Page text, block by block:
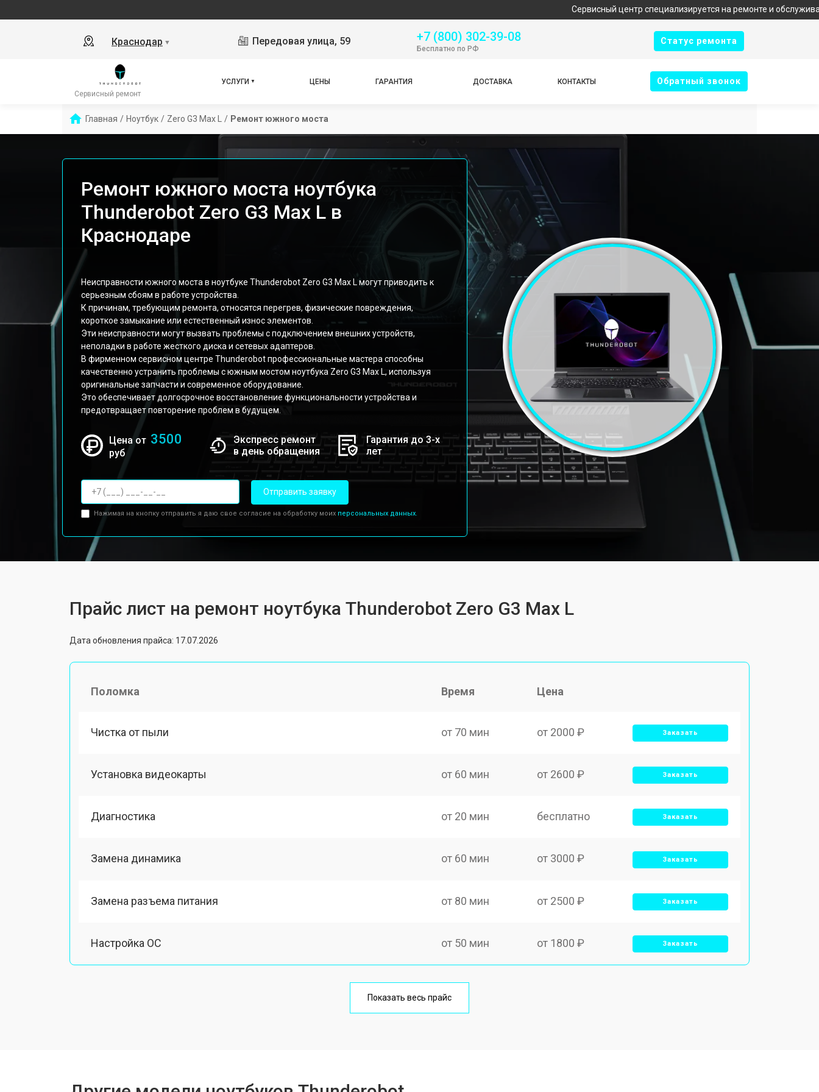
Сервисный центр специализируется на ремонте и обслуживании
Краснодар ▼ Передовая улица, 59 +7 (800) 302-39-08
Бесплатно по РФ
Cтатус ремонта
Сервисный ремонт
УСЛУГИ ЦЕНЫ ГАРАНТИЯ ДОСТАВКА КОНТАКТЫ Oбратный звонок
Главная / Ноутбук / Zero G3 Max L / Ремонт южного моста
Ремонт южного моста ноутбука
Thunderobot Zero G3 Max L в
Краснодаре
Неисправности южного моста в ноутбуке Thunderobot Zero G3 Max L могут приводить к
серьезным сбоям в работе устройства.
К причинам, требующим ремонта, относятся перегрев, физические повреждения,
короткое замыкание или естественный износ элементов.
Эти неисправности могут вызвать проблемы с подключением внешних устройств,
неполадки в работе жесткого диска и сетевых адаптеров.
В фирменном сервисном центре Thunderobot профессиональные мастера способны
качественно устранить проблемы с южным мостом ноутбука Zero G3 Max L, используя
оригинальные запчасти и современное оборудование.
Это обеспечивает долгосрочное восстановление функциональности устройства и
предотвращает повторение проблем в будущем.
Цена от 3500
руб
Экспресс ремонт
в день обращения
Гарантия до 3-х
лет
Отправить заявку
Нажимая на кнопку отправить я даю свое согласие на обработку моих персональных данных.
Прайс лист на ремонт ноутбука Thunderobot Zero G3 Max L
Дата обновления прайса: 17.07.2026
Поломка Время Цена
Чистка от пыли от 70 мин от 2000 ₽ Заказать
Установка видеокарты от 60 мин от 2600 ₽ Заказать
Диагностика от 20 мин бесплатно Заказать
Замена динамика от 60 мин от 3000 ₽ Заказать
Замена разъема питания от 80 мин от 2500 ₽ Заказать
Настройка ОС от 50 мин от 1800 ₽ Заказать
от 60 мин
Показать весь прайс